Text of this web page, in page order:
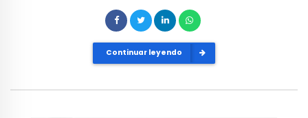
Continuar leyendo